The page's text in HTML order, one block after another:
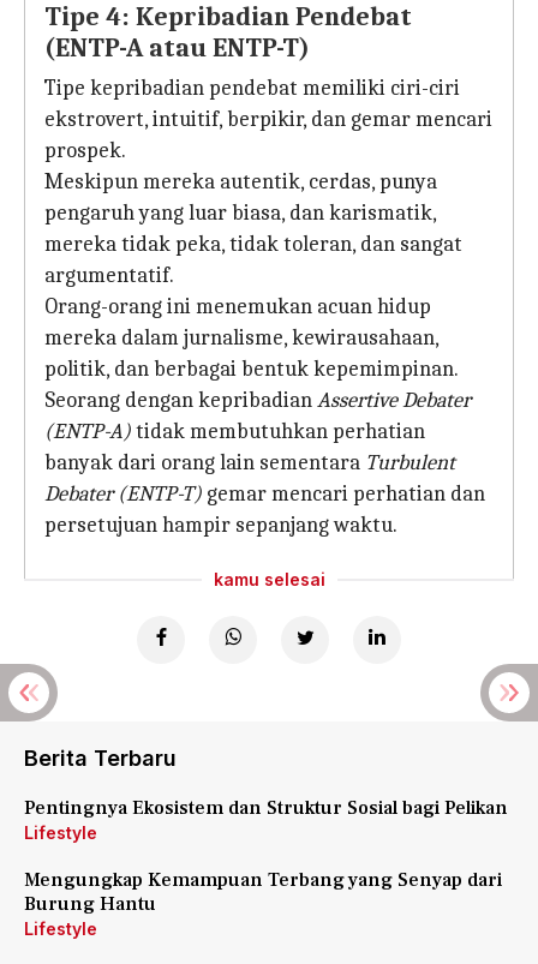
Tipe 4: Kepribadian Pendebat
(ENTP-A atau ENTP-T)
Tipe kepribadian pendebat memiliki ciri-ciri
ekstrovert, intuitif, berpikir, dan gemar mencari
prospek.
Meskipun mereka autentik, cerdas, punya
pengaruh yang luar biasa, dan karismatik,
mereka tidak peka, tidak toleran, dan sangat
argumentatif.
Orang-orang ini menemukan acuan hidup
mereka dalam jurnalisme, kewirausahaan,
politik, dan berbagai bentuk kepemimpinan.
Seorang dengan kepribadianAssertive Debater
(ENTP-A)tidak membutuhkan perhatian
banyak dari orang lain sementara Turbulent
Debater (ENTP-T) gemar mencari perhatian dan
persetujuan hampir sepanjang waktu.
kamu selesai
Berita Terbaru
Pentingnya Ekosistem dan Struktur Sosial bagi Pelikan
Lifestyle
Mengungkap Kemampuan Terbang yang Senyap dari
Burung Hantu
Lifestyle